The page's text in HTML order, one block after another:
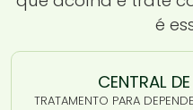
é
CENTRAL
TRATAMENTO PARA